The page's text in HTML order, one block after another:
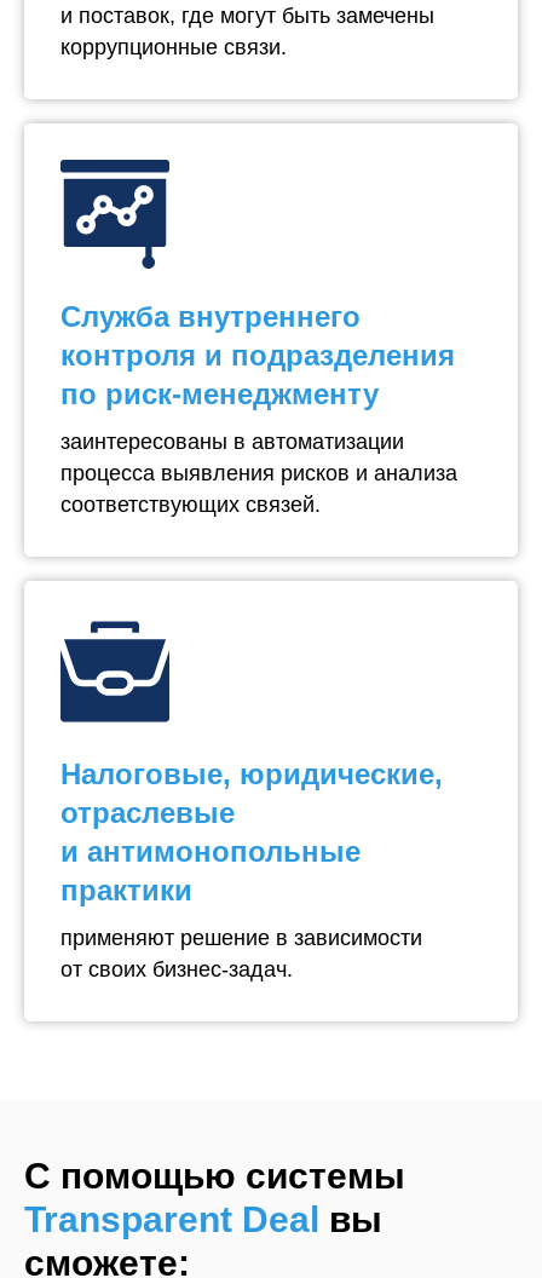
и поставок, где могут быть замечены
коррупционные связи.
Служба внутреннего
контроля и подразделения
по риск-менеджменту
заинтересованы в автоматизации
процесса выявления рисков и анализа
соответствующих связей.
Налоговые, юридические,
отраслевые
и антимонопольные
практики
применяют решение в зависимости
от своих бизнес-задач.
С помощью системы
Transparent Deal вы
сможете: